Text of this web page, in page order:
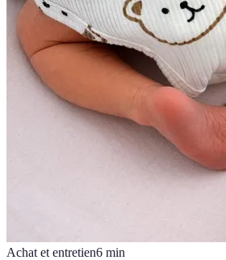
Achat et entretien6 min